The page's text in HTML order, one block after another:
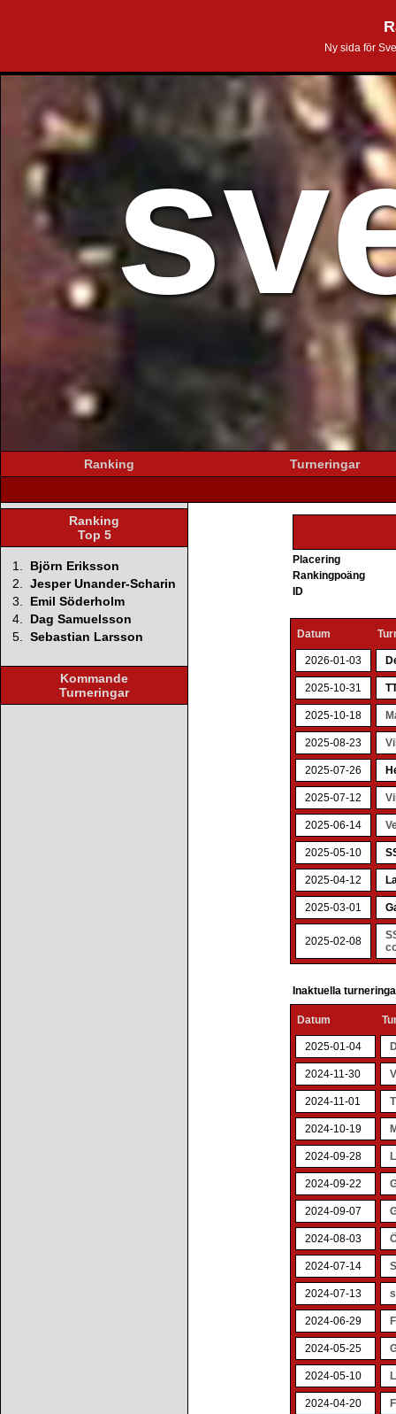
Ny sida för
Ranking Turneringar
Ranking
Top 5
1.
Björn Eriksson
2. Jesper Unander-Scharin
3.
Emil Söderholm
4.
Dag Samuelsson
5. Sebastian Larsson
Kommande
Turneringar
Placering
Rankingpoäng
ID
Datum
2026-01-03
2025-10-31
2025-10-18
2025-08-23
2025-07-26
2025-07-12
2025-06-14
2025-05-10
2025-04-12
2025-03-01
2025-02-08
Inaktuella
Datum
2025-01-04
2024-11-30
2024-11-01
2024-10-19
2024-09-28
2024-09-22
2024-09-07
2024-08-03
2024-07-14
2024-07-13
2024-06-29
2024-05-25
2024-05-10
2024-04-20